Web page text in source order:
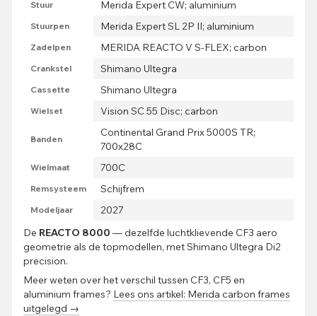
Stuur Merida Expert CW; aluminium
Stuurpen Merida Expert SL 2P II; aluminium
Zadelpen MERIDA REACTO V S-FLEX; carbon
Crankstel Shimano Ultegra
Cassette Shimano Ultegra
Wielset Vision SC 55 Disc; carbon
Banden
Continental Grand Prix 5000S TR;
700x28C
Wielmaat 700C
Remsysteem Schijfrem
Modeljaar
2027
De REACTO 8000 — dezelfde luchtklievende CF3 aero
geometrie als de topmodellen, met Shimano Ultegra Di2
precision.
Meer weten over het verschil tussen CF3, CF5 en
aluminium frames? Lees ons artikel: Merida carbon frames
uitgelegd →